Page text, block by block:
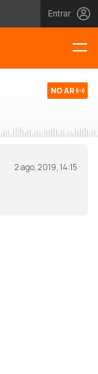
Entrar
NO AR
2 ago, 2019, 14:15